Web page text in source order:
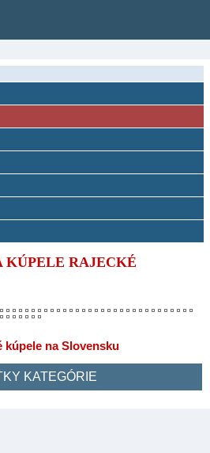
KÚPELE RAJECKÉ
kúpele na Slovensku
KATEGÓRIE